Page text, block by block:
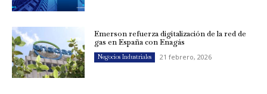
Emerson refuerza digitalización de la red de
gas en España con Enagás
Negocios Industriales 21 febrero, 2026